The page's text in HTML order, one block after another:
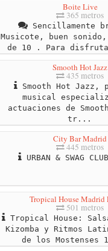
Boite Live
365 metros
Sencillamente
Musicote, buen
de 10 . Para
Smooth Hot Jazz
435 metros
Smooth Hot Jazz,
musical
actuaciones de
tr...
City Bar Madrid
445 metros
URBAN & SWAG
Tropical House Madrid
501 metros
Tropical House:
Kizomba y Ritmos
de los Mostenses